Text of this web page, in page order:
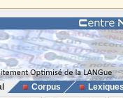
Corpus